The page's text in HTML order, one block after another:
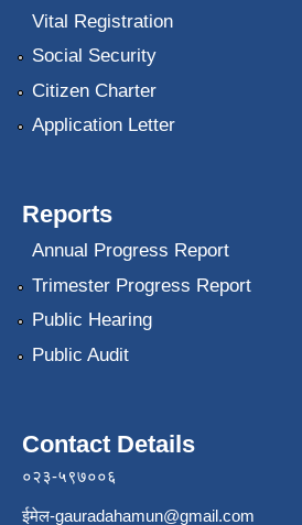
Vital Registration
Social Security
Citizen Charter
Application Letter
Reports
Annual Progress Report
Trimester Progress Report
Public Hearing
Public Audit
Contact Details
०२३-५९७००६
ईमेल-gauradahamun@gmail.com